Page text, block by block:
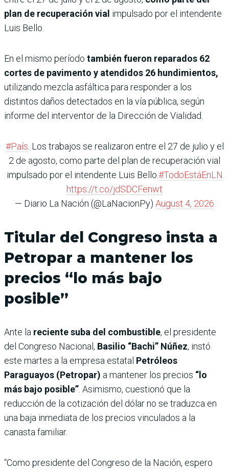
plan de recuperación vial impulsado por el intendente
Luis Bello.
En el mismo período también fueron reparados 62
cortes de pavimento y atendidos 26 hundimientos,
utilizando mezcla asfáltica para responder a los
distintos daños detectados en la vía pública, según
informe del interventor de la Dirección de Vialidad.
#País . Los trabajos se realizaron entre el 27 de julio y el
2 de agosto, como parte del plan de recuperación vial
impulsado por el intendente Luis Bello.#TodoEstáEnLN
https://t.co/jdSDCFenwt
— Diario La Nación (@LaNacionPy) August 4, 2026
Titular del Congreso insta a
Petropar a mantener los
precios “lo más bajo
posible”
Ante la reciente suba del combustible, el presidente
del Congreso Nacional, Basilio “Bachi” Núñez, instó
este martes a la empresa estatal Petróleos
Paraguayos (Petropar) a mantener los precios “lo
más bajo posible” . Asimismo, cuestionó que la
reducción de la cotización del dólar no se traduzca en
una baja inmediata de los precios vinculados a la
canasta familiar.
“Como presidente del Congreso de la Nación, espero